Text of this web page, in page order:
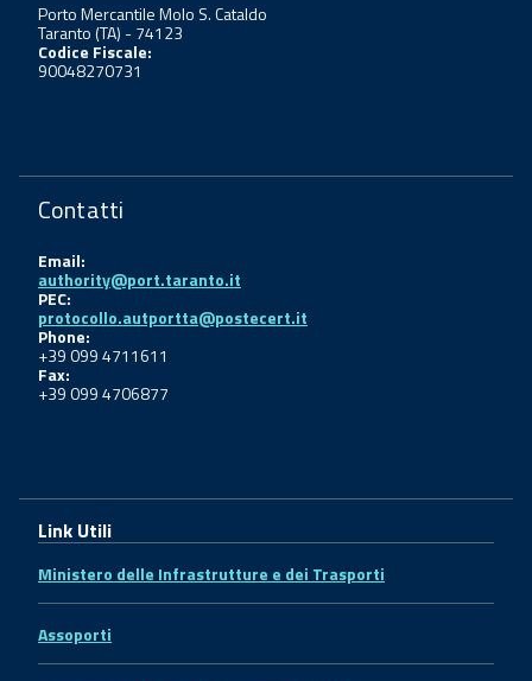
Porto Mercantile Molo S. Cataldo
Taranto (TA) - 74123
Codice Fiscale:
90048270731
Contatti
Email:
authority@port.taranto.it
PEC:
protocollo.autportta@postecert.it
Phone:
+39 099 4711611
Fax:
+39 099 4706877
Link Utili
Ministero delle Infrastrutture e dei Trasporti
Assoporti